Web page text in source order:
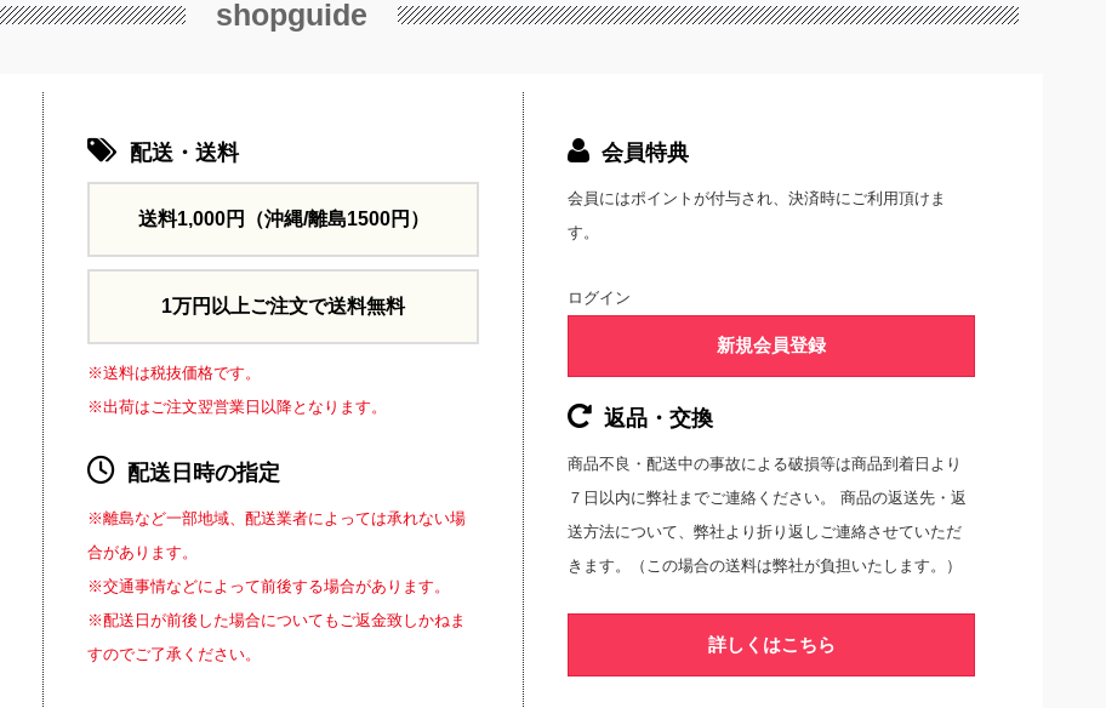
shopguide
配送・送料
送料1,000円 （沖縄/離島1500円）
1万円以上ご注文で送料無料
※送料は税抜価格です。
※出荷はご注文翌営業日以降となります。
配送日時の指定
※離島など一部地域、配送業者によっては承れない場
合があります。
※交通事情などによって前後する場合があります。
※配送日が前後した場合についてもご返金致しかねま
すのでご了承ください。
会員特典
会員にはポイントが付与され、決済時にご利用頂けま
す。
ログイン
新規会員登録
返品・交換
商品不良・配送中の事故による破損等は商品到着日より
７日以内に弊社までご連絡ください。 商品の返送先・返
送方法について、弊社より折り返しご連絡させていただ
きます。（この場合の送料は弊社が負担いたします。）
詳しくはこちら